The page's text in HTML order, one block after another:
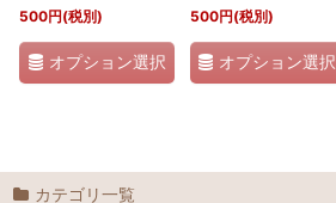
500円(税別)
オプション選択
500円(税別)
オプション選択
カテゴリ一覧